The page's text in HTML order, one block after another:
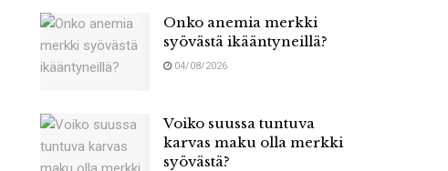
Onko anemia merkki
syövästä ikääntyneillä?
04/08/2026
Voiko suussa tuntuva
karvas maku olla merkki
syövästä?